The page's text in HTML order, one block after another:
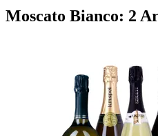
Moscato Bianco: 2